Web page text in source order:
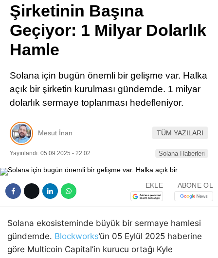
Şirketinin Başına
Geçiyor: 1 Milyar Dolarlık
Hamle
Solana için bugün önemli bir gelişme var. Halka
açık bir şirketin kurulması gündemde. 1 milyar
dolarlık sermaye toplanması hedefleniyor.
Mesut İnan TÜM YAZILARI
Yayınlandı: 05.09.2025 - 22:02 Solana Haberleri
EKLE ABONE OL
Solana ekosisteminde büyük bir sermaye hamlesi
gündemde. Blockworks’ün 05 Eylül 2025 haberine
göre Multicoin Capital’in kurucu ortağı Kyle